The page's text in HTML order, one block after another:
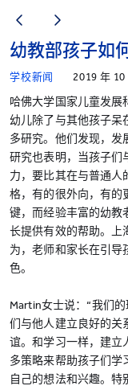
幼教部孩子如
学校新闻 2019 年 10
哈佛大学国家儿童发展
幼儿除了与其他孩子呆
多研究。他们发现，发
研究也表明，当孩子们
力，要比其在与普通人
格，有的很外向，有的
键，而经验丰富的幼教
长提供有效的帮助。上
为，老师和家长在引导
色。
Martin女士说：“我们
们与他人建立良好的关
谊。和学习一样，建立
多策略来帮助孩子们学
自己的想法和兴趣。特